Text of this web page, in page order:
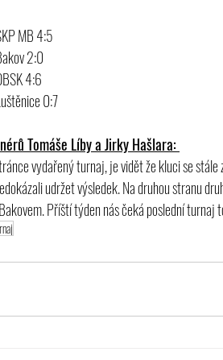
MB 4:5
2:0
4:6
0:7
Tomáše Líby a Jirky Hašlara:
vydařený turnaj, je vidět že kluci se
udržet výsledek. Na druhou stranu
Příští týden nás čeká poslední turnaj